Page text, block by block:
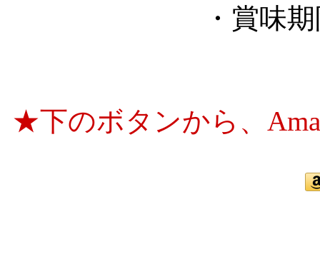
・賞味
★下のボタンから、